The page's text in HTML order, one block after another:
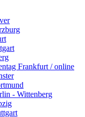
Frankfurt / online
- Wittenberg